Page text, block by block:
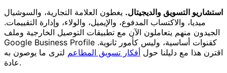
استشاريو التسويق والديجيتال. يغطون العلامة التجارية، والسوشيال
ميديا، والاكتساب المدفوع، والإيميل، والولاء، وإدارة التقييمات.
الجيدون منهم يتعاملون الآن مع تطبيقات التوصيل الخارجية وملف
Google Business Profile كقنوات أساسية، وليس كأمور ثانوية.
اقترن هذا مع دليلنا حول أفكار تسويق المطاعم لترى ما يوصون به
عادة.